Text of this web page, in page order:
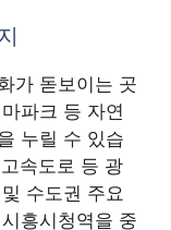
가 돋보이는 곳
파크 등 자연
누릴 수 있습
속도로 등 광
수도권 주요
흥시청역을 중